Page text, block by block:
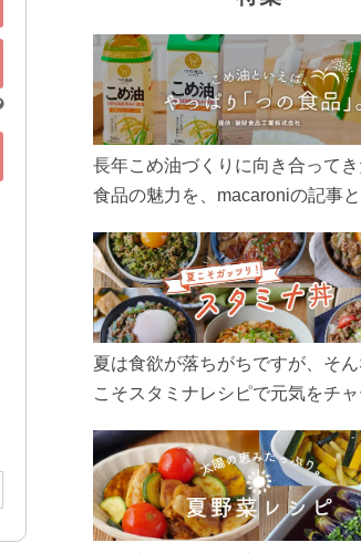
長年こめ油づくりに向き合って
食品の魅力を、macaroniの記事
ん、製造現場や品質へのこだわ
こめ油をもっと好きになるコン
ぜひお楽しみください。
夏は食欲が落ちがちですが、そん
こそスタミナレシピで元気をチ
リ食べて、夏バテを吹き飛ばし
う！